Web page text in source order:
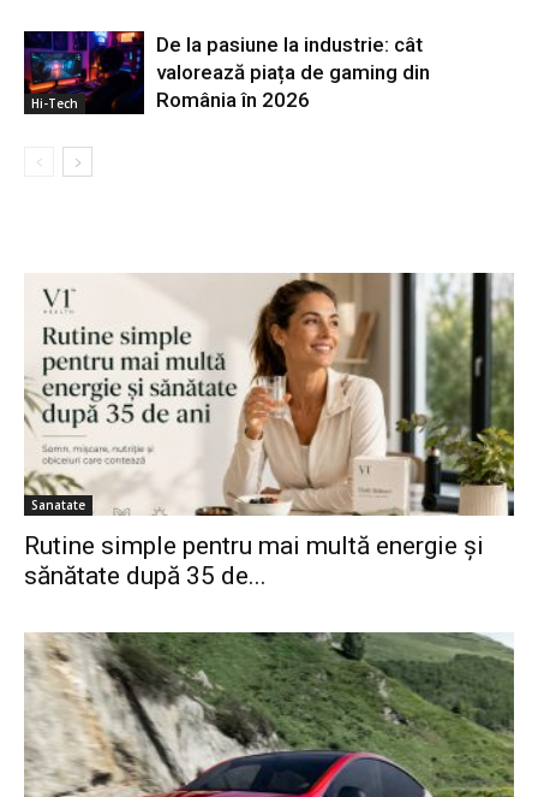
Hi-Tech
De la pasiune la industrie: cât
valorează piața de gaming din
România în 2026
Sanatate
Rutine simple pentru mai multă energie și
sănătate după 35 de...